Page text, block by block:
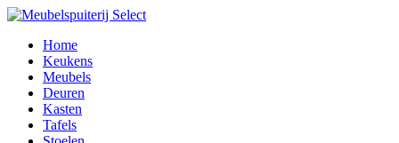
Home
Keukens
Meubels
Deuren
Kasten
Tafels